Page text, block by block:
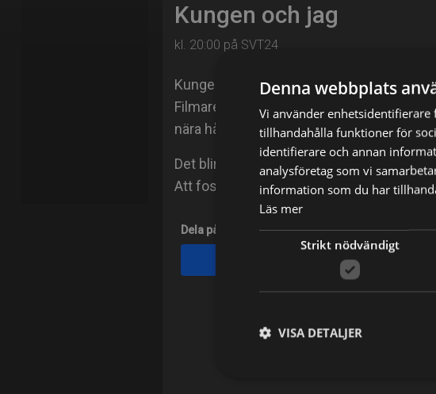
Kungen och jag
kl. 20:00 på SVT24
Kungen berättar själv om sin uppväxt,
Filmaren Karin af Klintberg har under två
nära håll följa Carl XVI Gustaf i hans liv
Det blir ett oväntat möte mellan två
Att fostras till kung.
Dela på
Denna webbplats
Vi använder
tillhandahålla funktioner för
identifierare och annan
analysföretag som vi
information som du har
Läs mer
Strikt nödvändigt
VISA DETALJER